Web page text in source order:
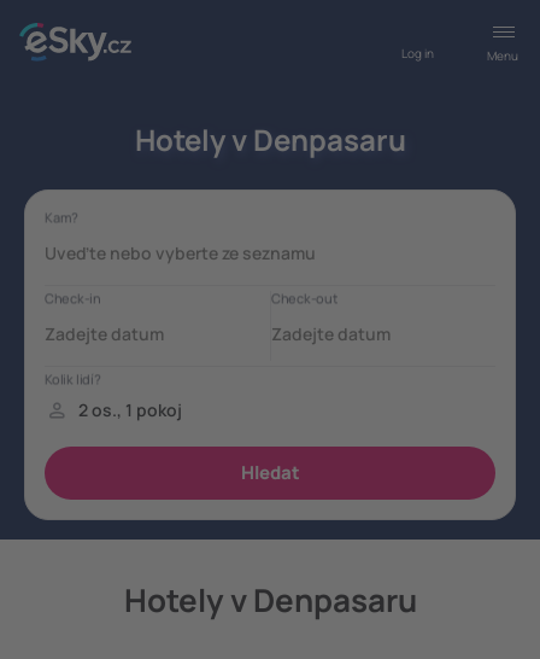
Menu
Log in
Hotely v Denpasaru
Hotely v Denpasaru